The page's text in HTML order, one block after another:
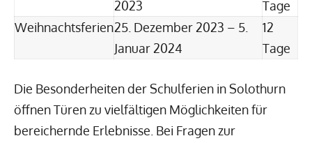
2023
Tage
Weihnachtsferien25. Dezember 2023 – 5.
Januar 2024
12
Tage
Die Besonderheiten der Schulferien in Solothurn
öffnen Türen zu vielfältigen Möglichkeiten für
bereichernde Erlebnisse. Bei Fragen zur